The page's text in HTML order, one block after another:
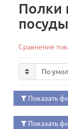
Полки
посуды
Сравнение
Показать
Показать